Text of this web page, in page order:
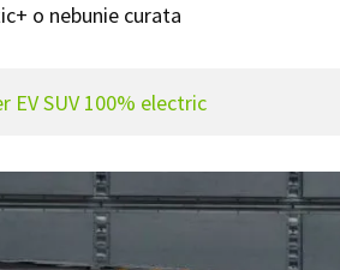
o nebunie curata
o nebunie curata
electric coupe
EV SUV 100% electric